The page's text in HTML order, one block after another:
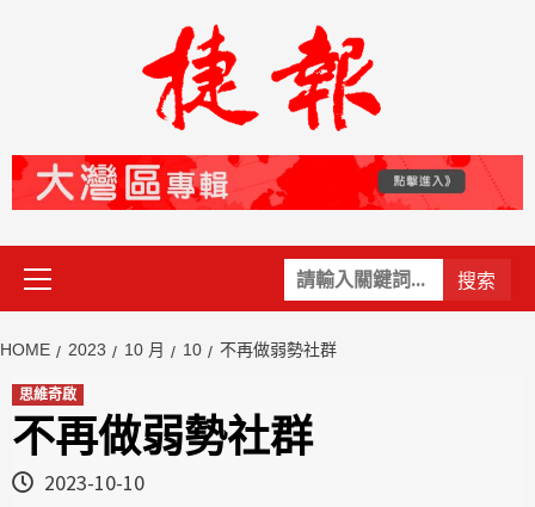
關
鍵
Primary
Menu
HOME 2023 10 月 10 不再做弱勢社群
思維奇啟
不再做弱勢社群
2023-10-10